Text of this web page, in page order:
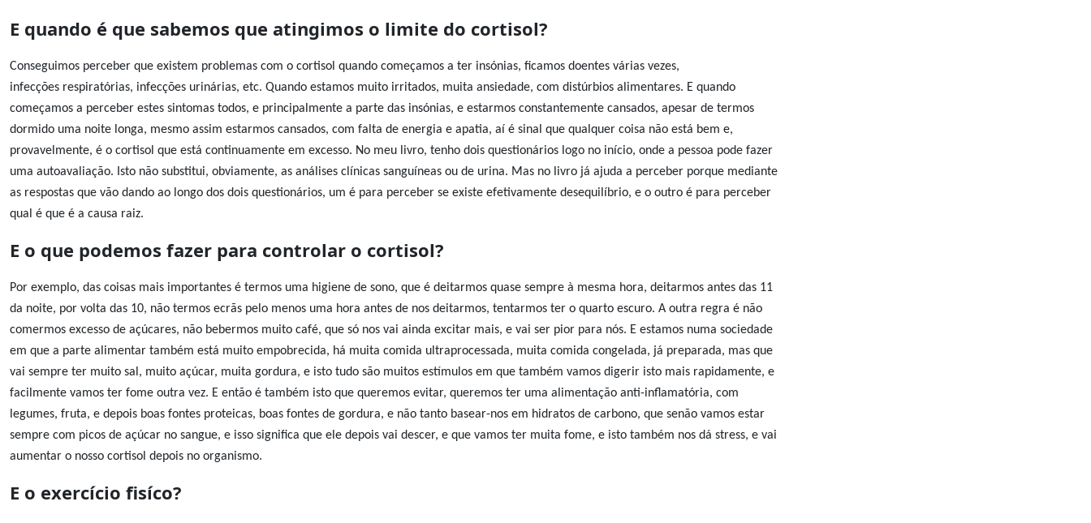
E quando é que sabemos que atingimos o limite do cortisol?
Conseguimos perceber que existem problemas com o cortisol quando começamos a ter insónias, ficamos doentes várias vezes,
infecções respiratórias, infecções urinárias, etc. Quando estamos muito irritados, muita ansiedade, com distúrbios alimentares. E quando
começamos a perceber estes sintomas todos, e principalmente a parte das insónias, e estarmos constantemente cansados, apesar de termos
dormido uma noite longa, mesmo assim estarmos cansados, com falta de energia e apatia, aí é sinal que qualquer coisa não está bem e,
provavelmente, é o cortisol que está continuamente em excesso. No meu livro, tenho dois questionários logo no início, onde a pessoa pode fazer
uma autoavaliação. Isto não substitui, obviamente, as análises clínicas sanguíneas ou de urina. Mas no livro já ajuda a perceber porque mediante
as respostas que vão dando ao longo dos dois questionários, um é para perceber se existe efetivamente desequilíbrio, e o outro é para perceber
qual é que é a causa raiz.
E o que podemos fazer para controlar o cortisol?
Por exemplo, das coisas mais importantes é termos uma higiene de sono, que é deitarmos quase sempre à mesma hora, deitarmos antes das 11
da noite, por volta das 10, não termos ecrãs pelo menos uma hora antes de nos deitarmos, tentarmos ter o quarto escuro. A outra regra é não
comermos excesso de açúcares, não bebermos muito café, que só nos vai ainda excitar mais, e vai ser pior para nós. E estamos numa sociedade
em que a parte alimentar também está muito empobrecida, há muita comida ultraprocessada, muita comida congelada, já preparada, mas que
vai sempre ter muito sal, muito açúcar, muita gordura, e isto tudo são muitos estímulos em que também vamos digerir isto mais rapidamente, e
facilmente vamos ter fome outra vez. E então é também isto que queremos evitar, queremos ter uma alimentação anti-inflamatória, com
legumes, fruta, e depois boas fontes proteicas, boas fontes de gordura, e não tanto basear-nos em hidratos de carbono, que senão vamos estar
sempre com picos de açúcar no sangue, e isso significa que ele depois vai descer, e que vamos ter muita fome, e isto também nos dá stress, e vai
aumentar o nosso cortisol depois no organismo.
E o exercício fisíco?